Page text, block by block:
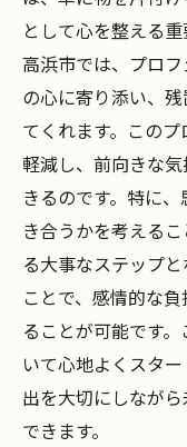
として心を整える
高浜市では、プロ
の心に寄り添い、
てくれます。この
軽減し、前向きな
きるのです。特に
き合うかを考える
る大事なステップ
ことで、感情的な
ることが可能です
いて心地よくスタ
出を大切にしなが
できます。